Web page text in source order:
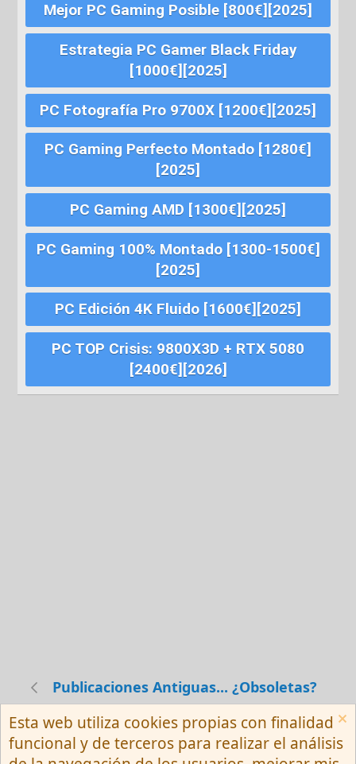
Mejor PC Gaming Posible [800€][2025]
Estrategia PC Gamer Black Friday
[1000€][2025]
PC Fotografía Pro 9700X [1200€][2025]
PC Gaming Perfecto Montado [1280€]
[2025]
PC Gaming AMD [1300€][2025]
PC Gaming 100% Montado [1300-1500€]
[2025]
PC Edición 4K Fluido [1600€][2025]
PC TOP Crisis: 9800X3D + RTX 5080
[2400€][2026]
Publicaciones Antiguas... ¿Obsoletas?
Español (Neutro) Tu
Contactarnos
Términos y reglas
Esta web utiliza cookies propias con finalidad
funcional y de terceros para realizar el análisis